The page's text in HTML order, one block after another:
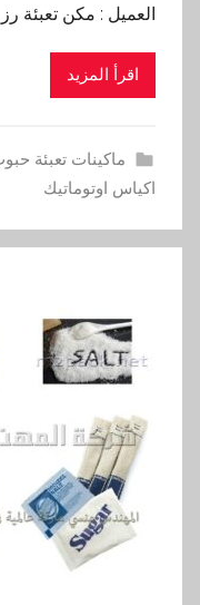
العميل : مكن تعبئة
اقرأ المزيد
ماكينات تعبئة
اكياس اوتوماتيك